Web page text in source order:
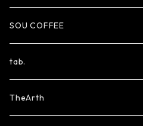
SOU COFFEE
tab.
TheArth